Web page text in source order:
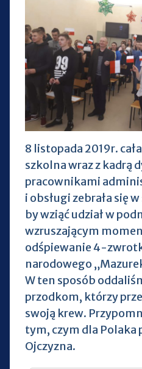
8 listopada 2019r.
szkolna wraz z kadrą
pracownikami
i obsługi zebrała się
by wziąć udział w
wzruszającym
odśpiewanie 4-
narodowego
W ten sposób
przodkom, którzy
swoją krew.
tym, czym dla Polaka
Ojczyzna.